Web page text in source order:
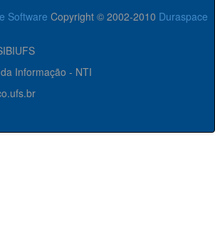
Software Copyright © 2002-2010 Duraspace
Informação - NTI